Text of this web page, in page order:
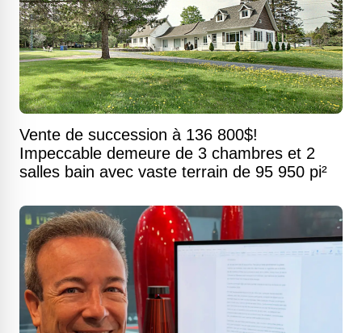
Vente de succession à 136 800$!
Impeccable demeure de 3 chambres et 2
salles bain avec vaste terrain de 95 950 pi²